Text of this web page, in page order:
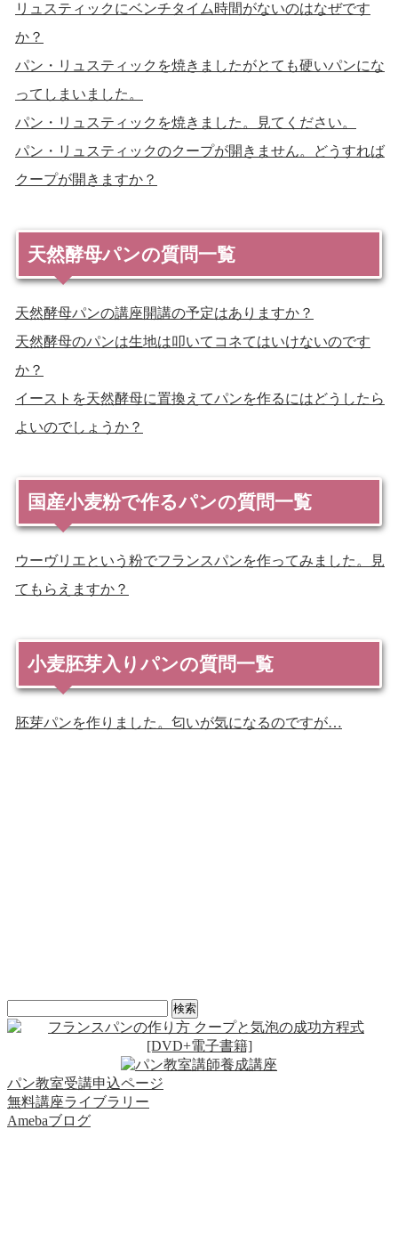
リュスティックにベンチタイム時間がないのはなぜです
か？
パン・リュスティックを焼きましたがとても硬いパンにな
ってしまいました。
パン・リュスティックを焼きました。見てください。
パン・リュスティックのクープが開きません。どうすれば
クープが開きますか？
天然酵母パンの質問一覧
天然酵母パンの講座開講の予定はありますか？
天然酵母のパンは生地は叩いてコネてはいけないのです
か？
イーストを天然酵母に置換えてパンを作るにはどうしたら
よいのでしょうか？
国産小麦粉で作るパンの質問一覧
ウーヴリエという粉でフランスパンを作ってみました。見
てもらえますか？
小麦胚芽入りパンの質問一覧
胚芽パンを作りました。匂いが気になるのですが…
索:
パン教室受講申込ページ
無料講座ライブラリー
Amebaブログ